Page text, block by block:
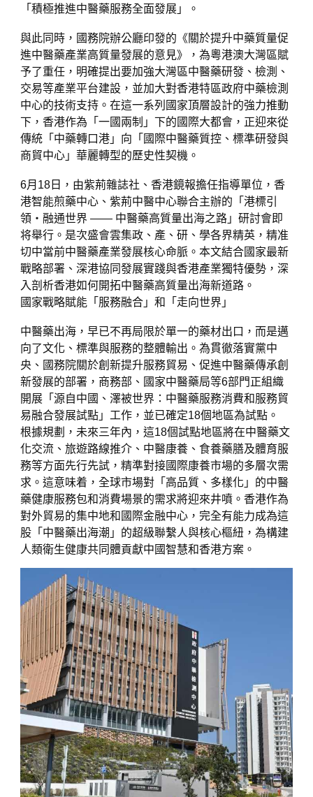
「積極推進中醫藥服務全面發展」。
與此同時，國務院辦公廳印發的《關於提升中藥質量促
進中醫藥產業高質量發展的意見》，為粵港澳大灣區賦
予了重任，明確提出要加強大灣區中醫藥研發、檢測、
交易等產業平台建設，並加大對香港特區政府中藥檢測
中心的技術支持。在這一系列國家頂層設計的強力推動
下，香港作為「一國兩制」下的國際大都會，正迎來從
傳統「中藥轉口港」向「國際中醫藥質控、標準研發與
商貿中心」華麗轉型的歷史性契機。
6月18日，由紫荊雜誌社、香港鏡報擔任指導單位，香
港智能煎藥中心、紫荊中醫中心聯合主辦的「港標引
領・融通世界 —— 中醫藥高質量出海之路」研討會即
将舉行。是次盛會雲集政、產、研、學各界精英，精准
切中當前中醫藥產業發展核心命脈。本文結合國家最新
戰略部署、深港協同發展實踐與香港產業獨特優勢，深
入剖析香港如何開拓中醫藥高質量出海新道路。
國家戰略賦能「服務融合」和「走向世界」
中醫藥出海，早已不再局限於單一的藥材出口，而是邁
向了文化、標準與服務的整體輸出。為貫徹落實黨中
央、國務院關於創新提升服務貿易、促進中醫藥傳承創
新發展的部署，商務部、國家中醫藥局等6部門正組織
開展「源自中國、澤被世界：中醫藥服務消費和服務貿
易融合發展試點」工作，並已確定18個地區為試點。
根據規劃，未來三年內，這18個試點地區將在中醫藥文
化交流、旅遊路線推介、中醫康養、食養藥膳及體育服
務等方面先行先試，精準對接國際康養市場的多層次需
求。這意味着，全球市場對「高品質、多樣化」的中醫
藥健康服務包和消費場景的需求將迎來井噴。香港作為
對外貿易的集中地和國際金融中心，完全有能力成為這
股「中醫藥出海潮」的超級聯繫人與核心樞紐，為構建
人類衛生健康共同體貢獻中國智慧和香港方案。